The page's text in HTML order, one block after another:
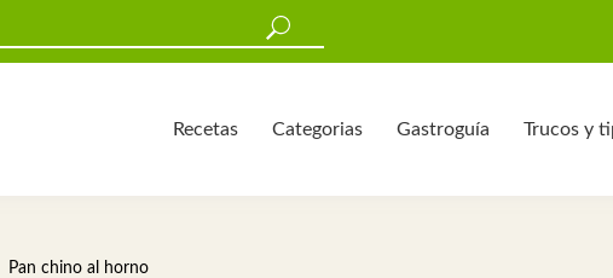
Recetas Categorias Gastroguía Trucos y
Pan chino al horno